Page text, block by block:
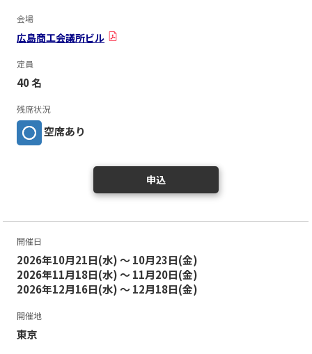
会場
広島商工会議所ビル
定員
40 名
残席状況
空席あり
申込
開催日
2026年10月21日(水) ～ 10月23日(金)
2026年11月18日(水) ～ 11月20日(金)
2026年12月16日(水) ～ 12月18日(金)
開催地
東京